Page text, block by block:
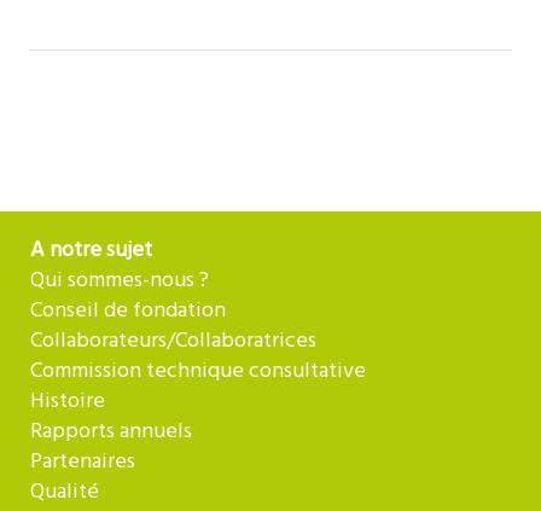
A notre sujet
Qui sommes-nous ?
Conseil de fondation
Collaborateurs/Collaboratrices
Commission technique consultative
Histoire
Rapports annuels
Partenaires
Qualité